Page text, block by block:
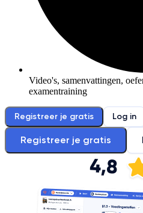
Video's, samenvattingen,
examentraining
Registreer je gratis Log in
Registreer je gratis